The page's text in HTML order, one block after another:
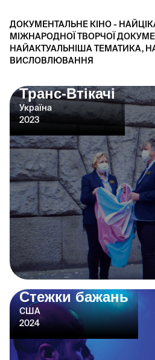
ДОКУМЕНТАЛЬНЕ КІНО -
МІЖНАРОДНОЇ ТВОРЧОЇ
НАЙАКТУАЛЬНІША ТЕМАТИКА,
ВИСЛОВЛЮВАННЯ
Транс-Втікачі
Україна
2023
Стежки бажань
США
2024